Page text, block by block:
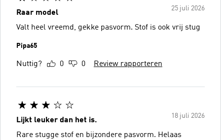
25 juli 2026
Raar model
Valt heel vreemd, gekke pasvorm. Stof is ook vrij stug
Pipa65
Nuttig? 0 0 Review rapporteren
18 juli 2026
Lijkt leuker dan het is.
Rare stugge stof en bijzondere pasvorm. Helaas